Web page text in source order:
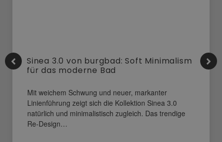
Sinea 3.0 von burgbad: Soft Minimalism
für das moderne Bad
Mit weichem Schwung und neuer, markanter
Linienführung zeigt sich die Kollektion Sinea 3.0
natürlich und minimalistisch zugleich. Das trendige
Re-Design…